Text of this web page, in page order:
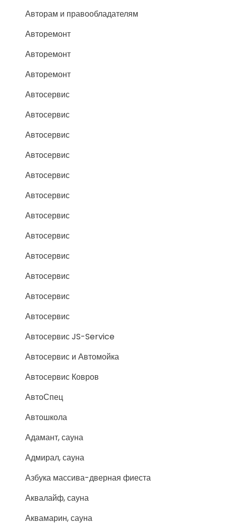
Авторам и правообладателям
Авторемонт
Авторемонт
Авторемонт
Автосервис
Автосервис
Автосервис
Автосервис
Автосервис
Автосервис
Автосервис
Автосервис
Автосервис
Автосервис
Автосервис
Автосервис
Автосервис JS-Service
Автосервис и Автомойка
Автосервис Ковров
АвтоСпец
Автошкола
Адамант, сауна
Адмирал, сауна
Азбука массива-дверная фиеста
Аквалайф, сауна
Аквамарин, сауна